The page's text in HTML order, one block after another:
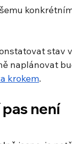
stav
naplánovat
krokem.
není